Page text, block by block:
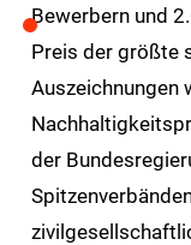
Bewerbern und
Preis der größte
Auszeichnungen
der